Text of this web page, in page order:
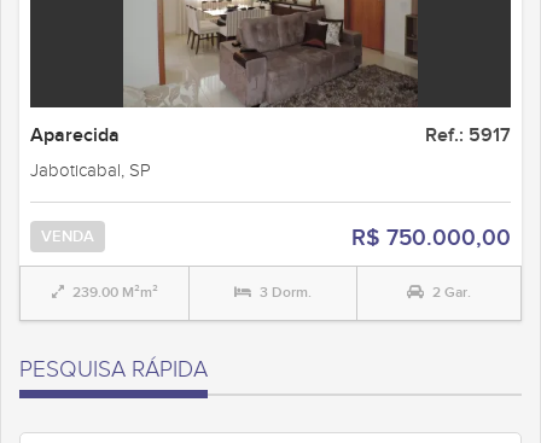
Aparecida Ref.: 5917
Jaboticabal, SP
VENDA R$ 750.000,00
239.00 M²m² 3 Dorm. 2 Gar.
PESQUISA RÁPIDA